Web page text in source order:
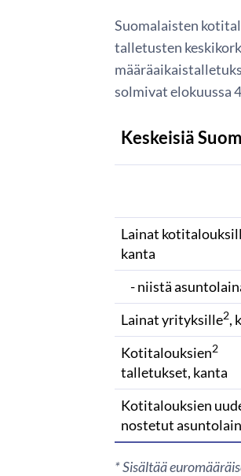
Suomalaisten
talletusten
solmivat elokuussa
Keskeisiä
Lainat
kanta
- niistä
Lainat yrityksille2,
Kotitalouksien2
talletukset, kanta
Kotitalouksien
nostetut
* Sisältää